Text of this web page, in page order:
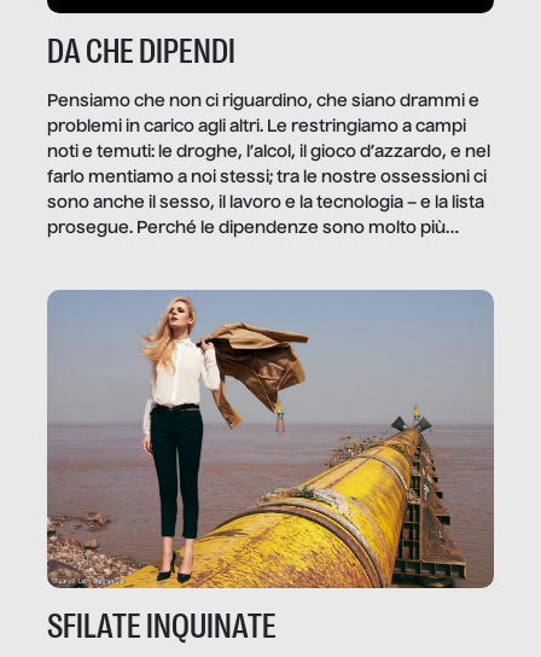
DA CHE DIPENDI
Pensiamo che non ci riguardino, che siano drammi e
problemi in carico agli altri. Le restringiamo a campi
noti e temuti: le droghe, l’alcol, il gioco d’azzardo, e nel
farlo mentiamo a noi stessi; tra le nostre ossessioni ci
sono anche il sesso, il lavoro e la tecnologia – e la lista
prosegue. Perché le dipendenze sono molto più
trae un guadagno. In questo reportage vediamo
quale e come.
SFILATE INQUINATE